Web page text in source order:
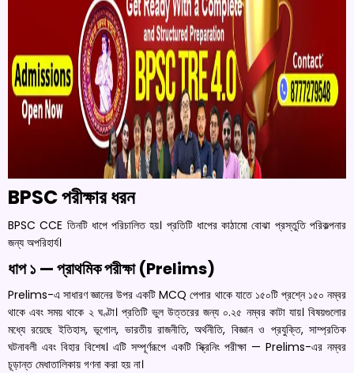
BPSC পরীক্ষার ধরন
BPSC CCE তিনটি ধাপে পরিচালিত হয়। প্রতিটি ধাপের কাঠামো বোঝা প্রস্তুতি পরিকল্পনার
জন্য অপরিহার্য।
ধাপ ১ — প্রাথমিক পরীক্ষা (Prelims)
Prelims-এ সাধারণ জ্ঞানের উপর একটি MCQ পেপার থাকে যাতে ১৫০টি প্রশ্নে ১৫০ নম্বর
থাকে এবং সময় থাকে ২ ঘণ্টা। প্রতিটি ভুল উত্তরের জন্য ০.২৫ নম্বর কাটা যায়। বিষয়গুলোর
মধ্যে রয়েছে ইতিহাস, ভূগোল, ভারতীয় রাজনীতি, অর্থনীতি, বিজ্ঞান ও প্রযুক্তি, সাম্প্রতিক
ঘটনাবলী এবং বিহার বিশেষ। এটি সম্পূর্ণরূপে একটি স্ক্রিনিং পরীক্ষা — Prelims-এর নম্বর
চূড়ান্ত মেধাতালিকায় গণনা করা হয় না।